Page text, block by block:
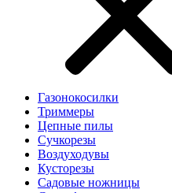
Газонокосилки
Триммеры
Цепные пилы
Cучкорезы
Воздуходувы
Кусторезы
Садовые ножницы